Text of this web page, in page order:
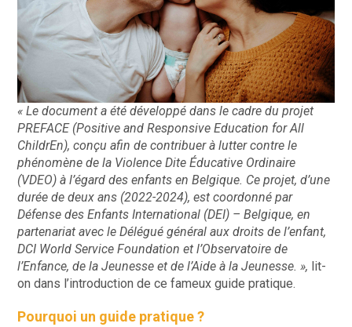
« Le document a été développé dans le cadre du projet
PREFACE (Positive and Responsive Education for All
ChildrEn), conçu afin de contribuer à lutter contre le
phénomène de la Violence Dite Éducative Ordinaire
(VDEO) à l’égard des enfants en Belgique. Ce projet, d’une
durée de deux ans (2022-2024), est coordonné par
Défense des Enfants International (DEI) – Belgique, en
partenariat avec le Délégué général aux droits de l’enfant,
DCI World Service Foundation et l’Observatoire de
l’Enfance, de la Jeunesse et de l’Aide à la Jeunesse. », lit-
on dans l’introduction de ce fameux guide pratique.
Pourquoi un guide pratique ?